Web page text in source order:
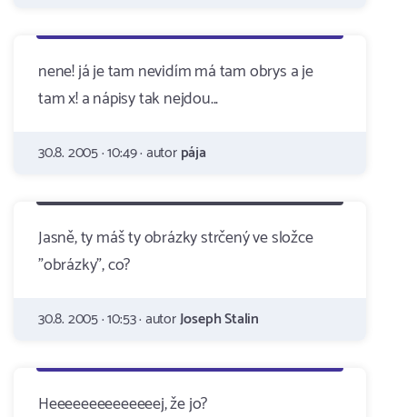
nene! já je tam nevidím má tam obrys a je
tam x! a nápisy tak nejdou...
30.8. 2005 · 10:49 · autorpája
Jasně, ty máš ty obrázky strčený ve složce
"obrázky", co?
30.8. 2005 · 10:53 · autorJoseph Stalin
Heeeeeeeeeeeeeej, že jo?